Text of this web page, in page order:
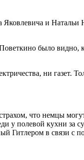
Яковлевича и
было видно,
ни газет.
что немцы
у полевой кухни за
Гитлером в связи с